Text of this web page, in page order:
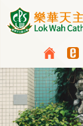
移至主內容